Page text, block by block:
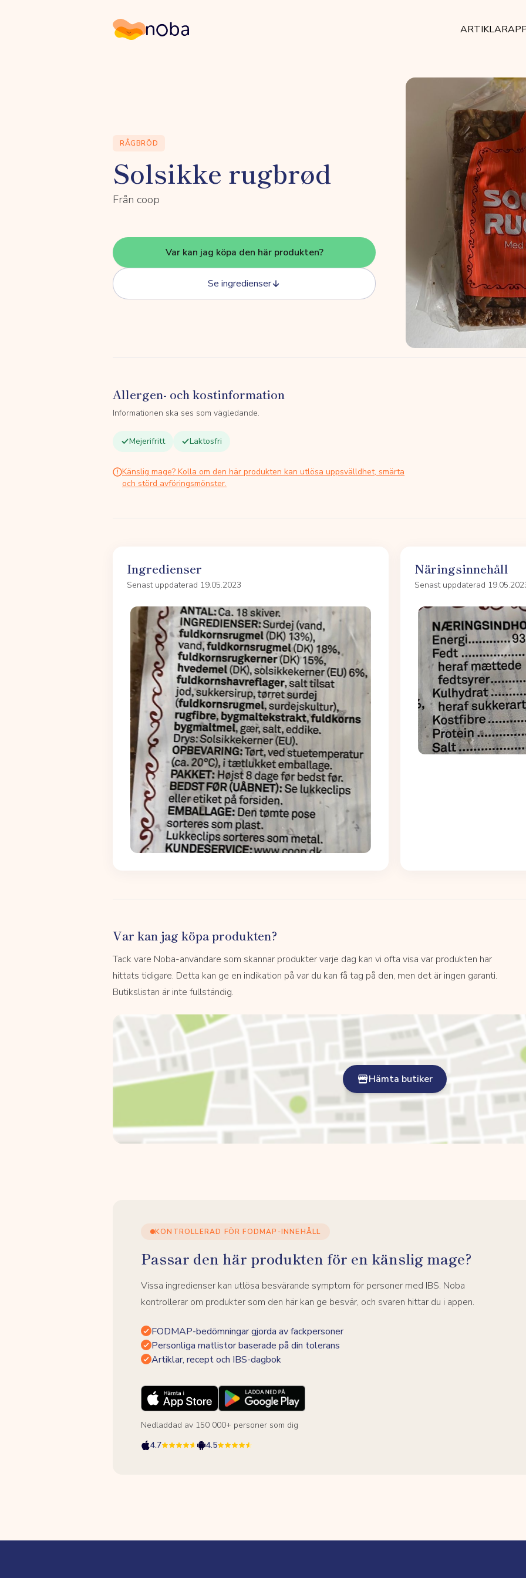
Noba ARTIKLAR
RÅGBRÖD
Solsikke rugbrød
Från coop
Var kan jag köpa den här produkten?
Se ingredienser
Allergen- och kostinformation
Informationen ska ses som vägledande.
Mejerifritt Laktosfri
Känslig mage? Kolla om den här produkten kan utlösa uppsvälldhet, smärta
och störd avföringsmönster.
Ingredienser
Senast uppdaterad 19.05.2023
Näringsinnehåll
Senast uppdaterad
Var kan jag köpa produkten?
Tack vare Noba-användare som skannar produkter varje dag kan vi ofta visa var produkten har
hittats tidigare. Detta kan ge en indikation på var du kan få tag på den, men det är ingen garanti.
Butikslistan är inte fullständig.
Hämta butiker
KONTROLLERAD FÖR FODMAP-INNEHÅLL
Passar den här produkten för en känslig mage?
Vissa ingredienser kan utlösa besvärande symptom för personer med IBS. Noba
kontrollerar om produkter som den här kan ge besvär, och svaren hittar du i appen.
FODMAP-bedömningar gjorda av fackpersoner
Personliga matlistor baserade på din tolerans
Artiklar, recept och IBS-dagbok
Nedladdad av 150 000+ personer som dig
4.7
4.5